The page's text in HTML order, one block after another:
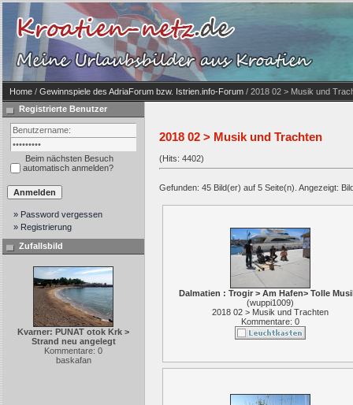
Home / Gewinnspiele des AdriaForum bzw. Istrien.info-Forum / 2018 02 > Musik und
Registrierte Benutzer
Beim nächsten Besuch
automatisch anmelden?
» Password vergessen
» Registrierung
Zufallsbild
Kvarner: PUNAT otok Krk >
Strand neu angelegt
Kommentare: 0
baskafan
2018 02 > Musik und Trachten
(Hits: 4402)
Gefunden: 45 Bild(er) auf 5 Seite(n). Angezeigt:
Dalmatien : Trogir > Am Hafen> Tolle
(wuppi1009)
2018 02 > Musik und Trachten
Kommentare: 0